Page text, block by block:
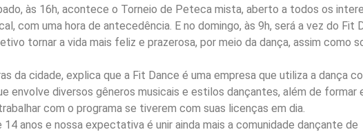
às 16h, acontece o Torneio de Peteca mista, aberto a todos os
com uma hora de antecedência. E no domingo, às 9h, será a vez do Fit
tornar a vida mais feliz e prazerosa, por meio da dança, assim como
da cidade, explica que a Fit Dance é uma empresa que utiliza a dança
envolve diversos gêneros musicais e estilos dançantes, além de formar
com o programa se tiverem com suas licenças em dia.
anos e nossa expectativa é unir ainda mais a comunidade dançante de